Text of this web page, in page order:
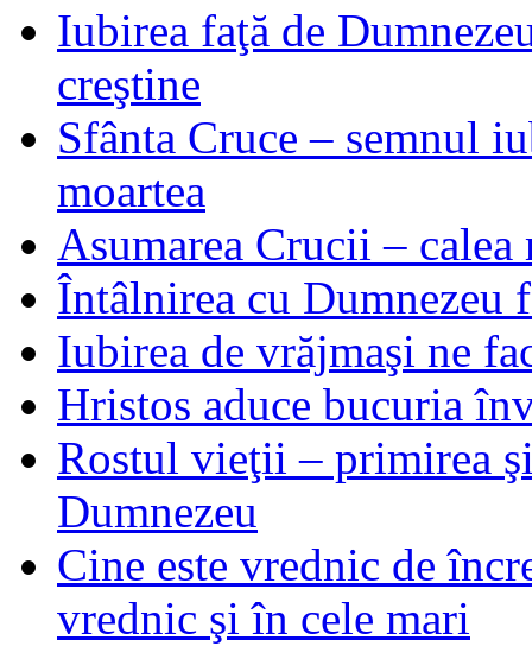
Iubirea faţă de
creştine
Sfânta Cruce – semnul
moartea
Asumarea Crucii –
Întâlnirea cu Dumnezeu
Iubirea de vrăjmaşi ne
Hristos aduce bucuria
Rostul vieţii – primirea
Dumnezeu
Cine este vrednic de
vrednic şi în cele mari